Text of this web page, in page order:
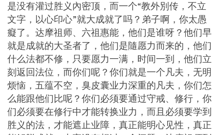
是没有灌过胜义內密顶，而一个“教外別传，不立
文字，以心印心”就大成就了吗？弟子啊，你太愚
癡了。达摩祖师、六祖惠能，他们是谁呀？他们早
就是成就的大圣者了，他们是隨愿力而来的，他们
什么法都不修，只要愿力一满，时间一到，他们立
刻返回法位，而你们呢？你们就是一个凡夫，无明
烦恼，五蕴不空，臭皮囊业力深重的凡夫，你们怎
么能跟他们比呢？你们必须要通过守戒、修行，你
们必须要在修行中才能转换业力，而且必须要学到
胜义的法，才能遮止业障，真正能明心见性，真正